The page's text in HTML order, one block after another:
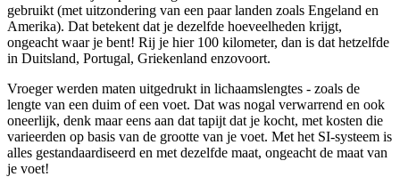
gebruikt (met uitzondering van een paar landen zoals Engeland en
Amerika). Dat betekent dat je dezelfde hoeveelheden krijgt,
ongeacht waar je bent! Rij je hier 100 kilometer, dan is dat hetzelfde
in Duitsland, Portugal, Griekenland enzovoort.
Vroeger werden maten uitgedrukt in lichaamslengtes - zoals de
lengte van een duim of een voet. Dat was nogal verwarrend en ook
oneerlijk, denk maar eens aan dat tapijt dat je kocht, met kosten die
varieerden op basis van de grootte van je voet. Met het SI-systeem is
alles gestandaardiseerd en met dezelfde maat, ongeacht de maat van
je voet!